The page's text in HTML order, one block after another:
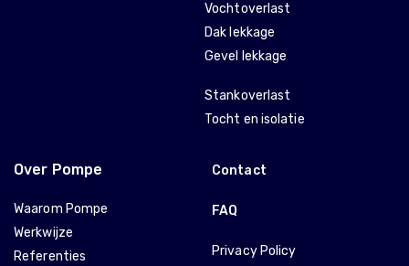
Vochtoverlast
Dak lekkage
Gevel lekkage
Stankoverlast
Tocht en isolatie
Over Pompe
Waarom Pompe
Werkwijze
Referenties
Contact
FAQ
Privacy Policy